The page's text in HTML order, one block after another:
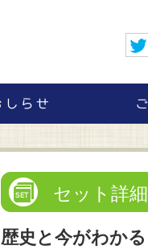
セット詳細
歴史と今がわか